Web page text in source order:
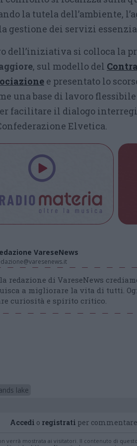
la tutela dell’ambiente,
gestione dei servizi
dell’iniziativa si colloca la
, sul modello del
e presentato lo
una base di lavoro
facilitare il dialogo
Elvetica.
VareseNews
redazione di VareseNews
a migliorare la vita di tutti.
curiosità e spirito critico.
lake
Accedi o registrati per
verrà mostrata ai visitatori. Il contenuto di